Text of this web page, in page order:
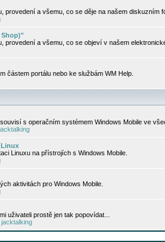
provedení a všemu, co se děje na našem diskuzním
Shop)"
provedení a všemu, co se objeví v našem
částem portálu nebo ke službám WM Help.
s operačním systémem Windows Mobile ve
Linux
Linuxu na přístrojích s Windows Mobile.
aktivitách pro Windows Mobile.
uživateli prostě jen tak popovídat...
jacktalking